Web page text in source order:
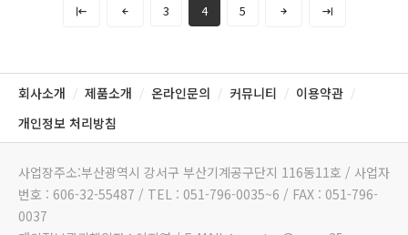
3 4 5
회사소개 / 제품소개 / 온라인문의 / 커뮤니티 / 이용약관 /
개인정보 처리방침
사업장주소:부산광역시 강서구 부산기계공구단지 116동11호 / 사업자
번호 : 606-32-55487 / TEL : 051-796-0035~6 / FAX : 051-796-
0037